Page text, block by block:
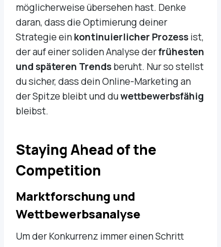
möglicherweise übersehen hast. Denke
daran, dass die Optimierung deiner
Strategie einkontinuierlicher Prozessist,
der auf einer soliden Analyse derfrühesten
und späteren Trendsberuht. Nur so stellst
du sicher, dass dein Online-Marketing an
der Spitze bleibt und duwettbewerbsfähig
bleibst.
Staying Ahead of the
Competition
Marktforschung und
Wettbewerbsanalyse
Um der Konkurrenz immer einen Schritt